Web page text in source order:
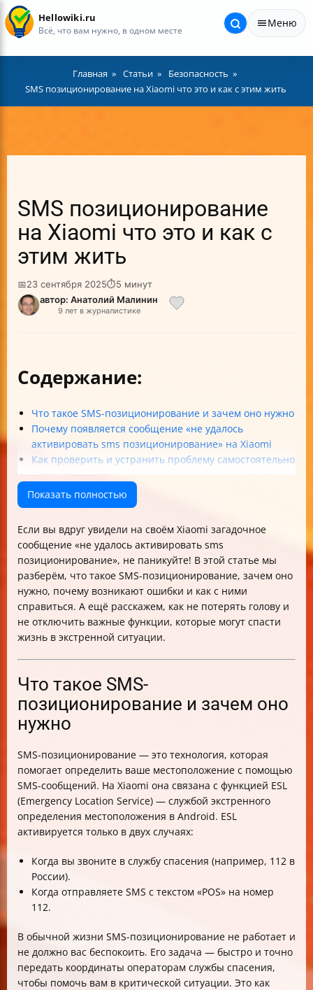
Hellowiki.ru
Всё, что вам нужно, в одном месте
Меню
Главная Статьи
Безопасность
SMS позиционирование на Xiaomi что это и как с этим жить
SMS позиционирование
на Xiaomi что это и как с
этим жить
📅23 сентября 2025⏱5 минут
автор: Анатолий Малинин
9 лет в журналистике
Содержание:
Что такое SMS-позиционирование и зачем оно нужно
Почему появляется сообщение «не удалось
активировать sms позиционирование» на Xiaomi
Как проверить и устранить проблему самостоятельно
Какие данные подготовить перед обращением в
поддержку
Безопасность и конфиденциальность при
Что делать, если кнопка «Повторить» не помогает
Почему не стоит выходить из Mi аккаунта и менять
язык без причины
Как проверить, что SMS-позиционирование и ESL
активированы
Важные советы по UX и уведомлениям
Кратко о Xiaomi 14T и его особенностях (для
контекста)
Показать полностью
Если вы вдруг увидели на своём Xiaomi загадочное
сообщение «не удалось активировать sms
позиционирование», не паникуйте! В этой статье мы
разберём, что такое SMS-позиционирование, зачем оно
нужно, почему возникают ошибки и как с ними
справиться. А ещё расскажем, как не потерять голову и
не отключить важные функции, которые могут спасти
жизнь в экстренной ситуации.
Что такое SMS-
позиционирование и зачем оно
нужно
SMS-позиционирование — это технология, которая
помогает определить ваше местоположение с помощью
SMS-сообщений. На Xiaomi она связана с функцией ESL
(Emergency Location Service) — службой экстренного
определения местоположения в Android. ESL
активируется только в двух случаях:
Когда вы звоните в службу спасения (например, 112 в
России).
Когда отправляете SMS с текстом «POS» на номер
112.
В обычной жизни SMS-позиционирование не работает и
не должно вас беспокоить. Его задача — быстро и точно
передать координаты операторам службы спасения,
чтобы помочь вам в критической ситуации. Это как